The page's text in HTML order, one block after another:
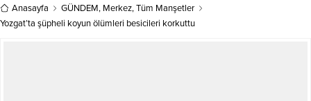
Anasayfa GÜNDEM, Merkez,Tüm Manşetler
Yozgat’ta şüpheli koyun ölümleri besicileri korkuttu